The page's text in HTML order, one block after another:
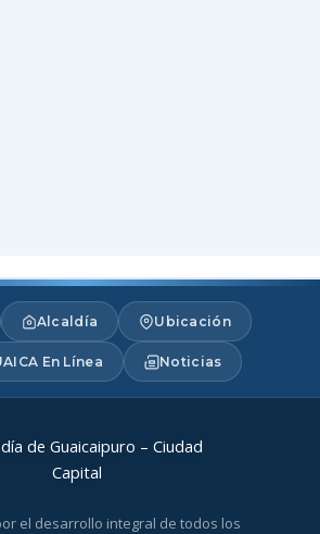
Alcaldía Ubicación
En Línea Noticias
el desarrollo integral de todos los